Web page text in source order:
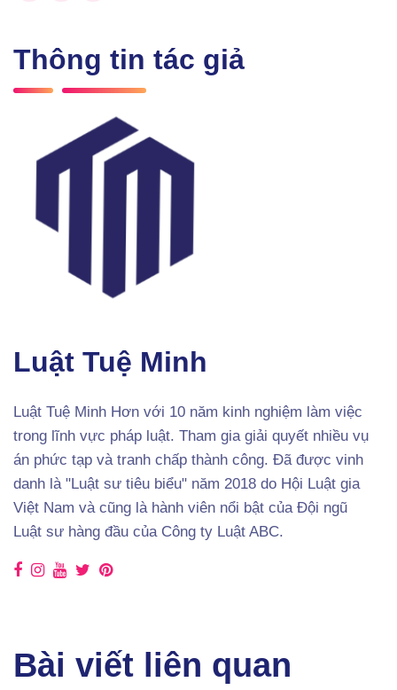
Thông tin tác giả
Luật Tuệ Minh
Luật Tuệ Minh Hơn với 10 năm kinh nghiệm làm việc
trong lĩnh vực pháp luật. Tham gia giải quyết nhiều vụ
án phức tạp và tranh chấp thành công. Đã được vinh
danh là "Luật sư tiêu biểu" năm 2018 do Hội Luật gia
Việt Nam và cũng là hành viên nổi bật của Đội ngũ
Luật sư hàng đầu của Công ty Luật ABC.
Bài viết liên quan